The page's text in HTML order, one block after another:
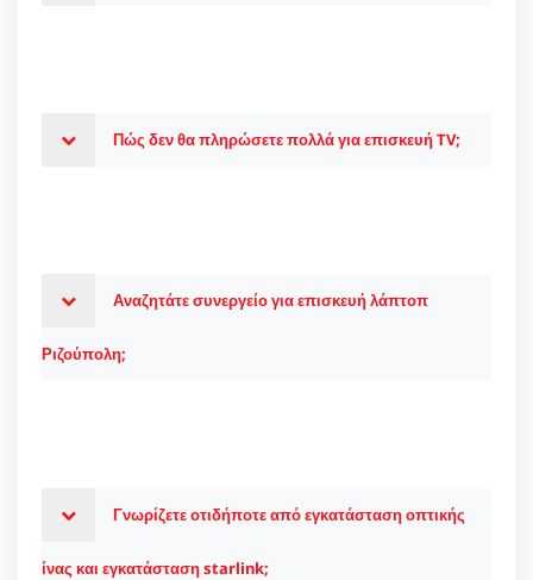
Πώς δεν θα πληρώσετε πολλά για επισκευή TV;
Αναζητάτε συνεργείο για επισκευή λάπτοπ
Ριζούπολη;
Γνωρίζετε οτιδήποτε από εγκατάσταση οπτικής
ίνας και εγκατάσταση starlink;